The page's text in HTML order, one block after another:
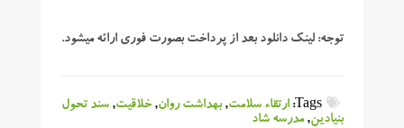
توجه: لینک دانلود بعد از پرداخت بصورت فوری ارائه میشود.
Tags: ارتقاء سلامت,بهداشت روان,خلاقیت,سند تحول
بنیادین,مدرسه شاد